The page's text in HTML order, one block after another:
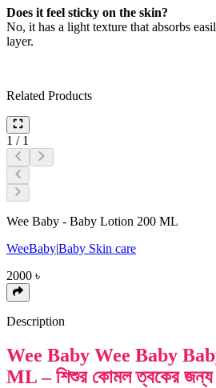
Does it feel sticky on the skin?
No, it has a light texture that absorbs
layer.
Related Products
1 / 1
Wee Baby - Baby Lotion 200 ML
WeeBabyBaby Skin care
2000 ৳
Description
Wee Baby Wee Baby
ML – শিশুর কোমল ত্বকের জন্য